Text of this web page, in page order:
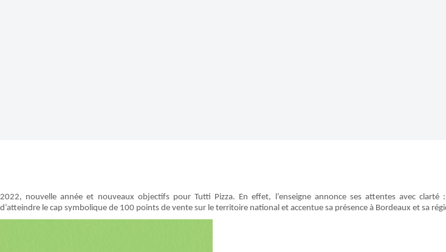
2022, nouvelle année et nouveaux objectifs pour Tutti Pizza. En effet, l’enseigne annonce ses attentes avec clarté
d’atteindre le cap symbolique de 100 points de vente sur le territoire national et accentue sa présence à Bordeaux et sa